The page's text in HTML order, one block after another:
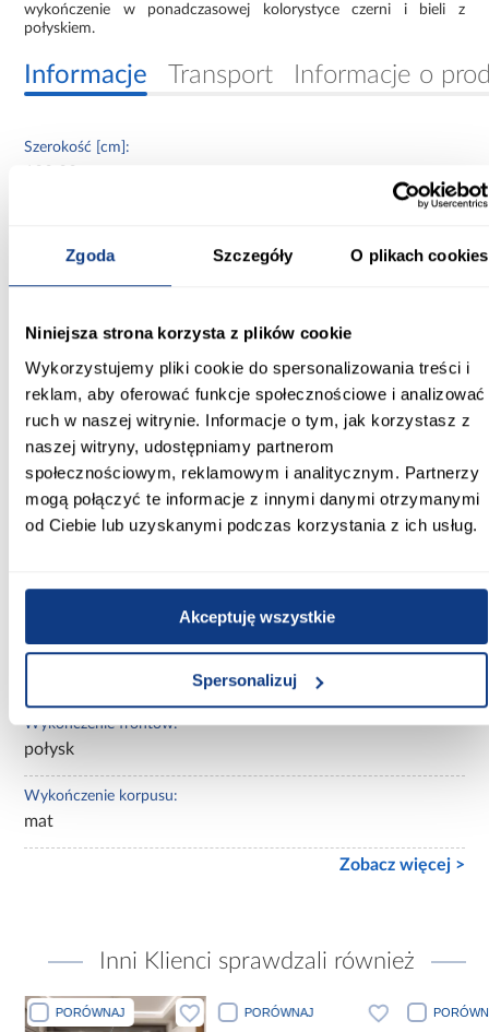
Zgoda Szczegóły O plikach cookies
Niniejsza strona korzysta z plików cookie
Wykorzystujemy pliki cookie do spersonalizowania treści i
reklam, aby oferować funkcje społecznościowe i analizować
ruch w naszej witrynie. Informacje o tym, jak korzystasz z
naszej witryny, udostępniamy partnerom
społecznościowym, reklamowym i analitycznym. Partnerzy
mogą połączyć te informacje z innymi danymi otrzymanymi
od Ciebie lub uzyskanymi podczas korzystania z ich usług.
Akceptuję wszystkie
Spersonalizuj
wykończenie w ponadczasowej kolorystyce czerni i bieli z
połyskiem.
Informacje Transport Informacje o
Szerokość [cm]:
Wysokość [cm]:
Kolor frontów:
biały/czarny
czarny
Wybarwienie:
białe
Ilość drzwi:
Wykończenie frontów:
połysk
Wykończenie korpusu:
mat
Zobacz więcej >
Inni Klienci sprawdzali również
PORÓWNAJ PORÓWNAJ